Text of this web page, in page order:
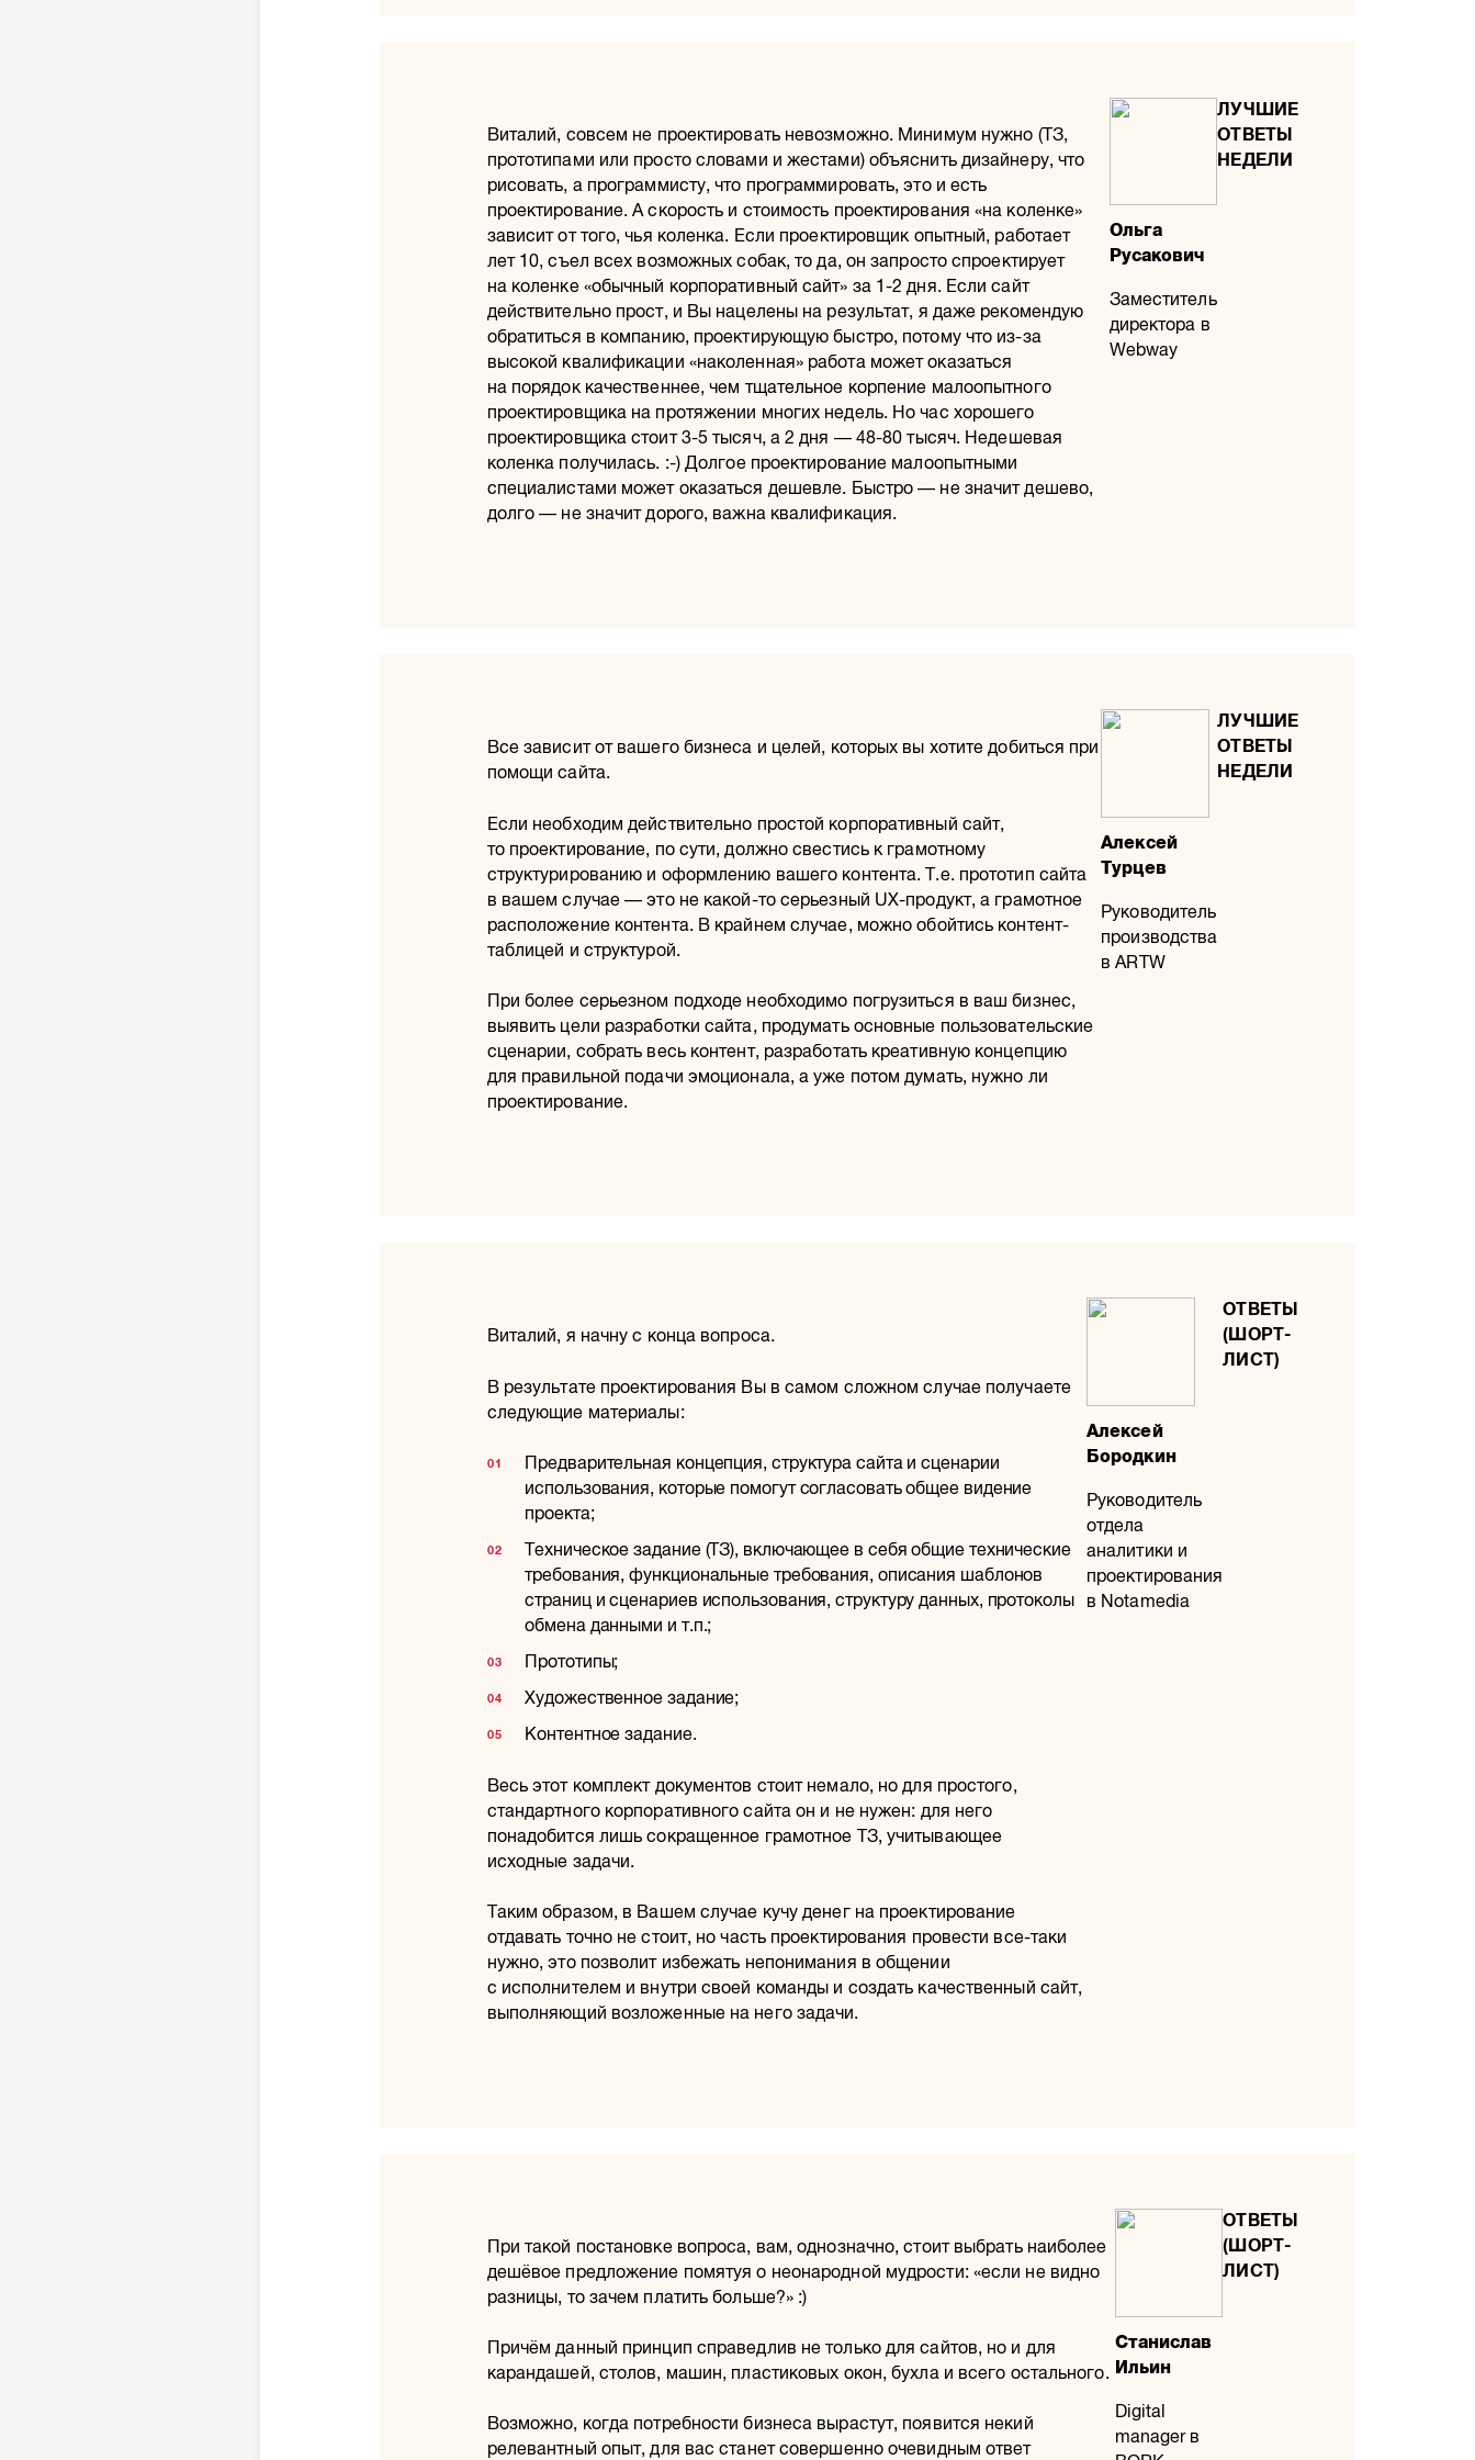
Ольга
Русакович
Заместитель
директора в
Webway
Виталий, совсем не проектировать невозможно. Минимум нужно (ТЗ,
прототипами или просто словами и жестами) объяснить дизайнеру, что
рисовать, а программисту, что программировать, это и есть
проектирование. А скорость и стоимость проектирования «на коленке»
зависит от того, чья коленка. Если проектировщик опытный, работает
лет 10, съел всех возможных собак, то да, он запросто спроектирует
на коленке «обычный корпоративный сайт» за 1-2 дня.Если сайт
действительно прост, и Вы нацелены на результат, я даже рекомендую
обратиться в компанию, проектирующую быстро, потому что из-за
высокой квалификации «наколенная» работа может оказаться
на порядок качественнее, чем тщательное корпение малоопытного
проектировщика на протяжении многих недель. Но час хорошего
проектировщика стоит3-5 тысяч,а 2 дня — 48-80 тысяч. Недешевая
коленка получилась. :-) Долгое проектирование малоопытными
специалистами может оказаться дешевле. Быстро — не значит дешево,
долго — не значит дорого, важна квалификация.
Алексей
Турцев
Руководитель
производства
в ARTW
Все зависит от вашего бизнеса и целей, которых вы хотите добиться при
помощи сайта.
Если необходим действительно простой корпоративный сайт,
то проектирование, по сути, должно свестись к грамотному
структурированию и оформлению вашего контента. Т.е. прототип сайта
в вашем случае — это не какой-то серьезный UX-продукт, а грамотное
расположение контента. В крайнем случае, можно обойтись контент-
таблицей и структурой.
При более серьезном подходе необходимо погрузиться в ваш бизнес,
выявить цели разработки сайта, продумать основные пользовательские
сценарии, собрать весь контент, разработать креативную концепцию
для правильной подачи эмоционала, а уже потом думать, нужно ли
проектирование.
Алексей
Бородкин
Руководитель
отдела
аналитики и
проектирования
в Notamedia
Виталий, я начну с конца вопроса.
В результате проектирования Вы в самом сложном случае получаете
следующие материалы:
Предварительная концепция, структура сайта и сценарии
использования, которые помогут согласовать общее видение
проекта;
Техническое задание (ТЗ), включающее в себя общие технические
требования, функциональные требования, описания шаблонов
страниц и сценариев использования, структуру данных, протоколы
обмена данными и т.п.;
Прототипы;
Художественное задание;
Контентное задание.
Весь этот комплект документов стоит немало, но для простого,
стандартного корпоративного сайта он и не нужен: для него
понадобится лишь сокращенное грамотное ТЗ, учитывающее
исходные задачи.
Таким образом, в Вашем случае кучу денег на проектирование
отдавать точно не стоит, но часть проектирования провести все-таки
нужно, это позволит избежать непонимания в общении
с исполнителем и внутри своей команды и создать качественный сайт,
выполняющий возложенные на него задачи.
Станислав
Ильин
Digital
manager в
При такой постановке вопроса, вам, однозначно, стоит выбрать наиболее
дешёвое предложение помятуя о неонародной мудрости: «если не видно
разницы, то зачем платить больше?» :)
Причём данный принцип справедлив не только для сайтов, но и для
карандашей, столов, машин, пластиковых окон, бухла и всего остального.
Возможно, когда потребности бизнеса вырастут, появится некий
релевантный опыт, для вас станет совершенно очевидным ответ